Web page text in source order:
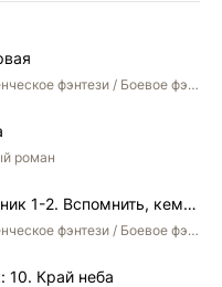
Попаданцы / Приключенческое фэнтези / Боевое фэнтези
роман
Незаконный наследник 1-2. Вспомнить, кем был. Стать собой. Остаться собой
Попаданцы / Приключенческое фэнтези / Боевое фэнтези / Юмористическое фэнтези
10. Край неба